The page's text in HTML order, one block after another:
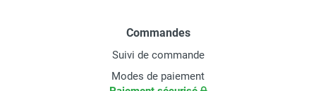
Commandes
Suivi de commande
Modes de paiement